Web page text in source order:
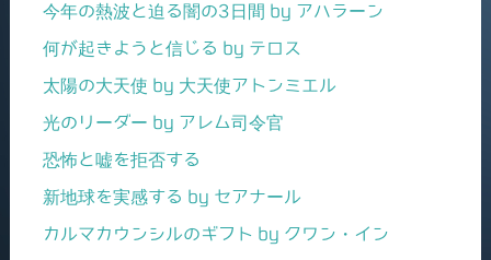
今年の熱波と迫る闇の3日間 by アハラーン
何が起きようと信じる by テロス
太陽の大天使 by 大天使アトンミエル
光のリーダー by アレム司令官
恐怖と嘘を拒否する
新地球を実感する by セアナール
カルマカウンシルのギフト by クワン・イン